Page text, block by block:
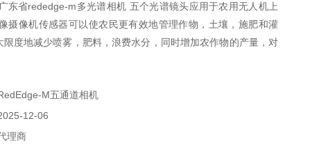
东省rededge-m多光谱相机 五个光谱镜头应用于农用无人机上
摄像机传感器可以使农民更有效地管理作物，土壤，施肥和灌
限度地减少喷雾，肥料，浪费水分，同时增加农作物的产量，对
M五通道相机
12-06
理商